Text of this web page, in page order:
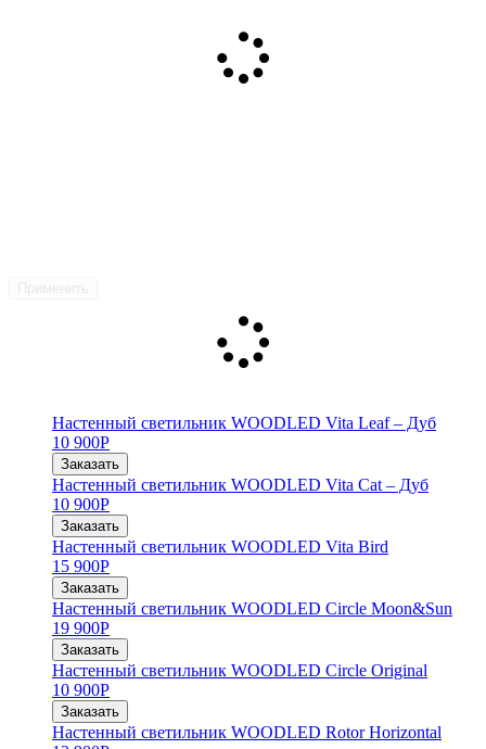
Настенный светильник WOODLED Vita Leaf – Дуб
10 900Р
Заказать
Настенный светильник WOODLED Vita Cat – Дуб
10 900Р
Заказать
Настенный светильник WOODLED Vita Bird
15 900Р
Заказать
Настенный светильник WOODLED Circle Moon&Sun
19 900Р
Заказать
Настенный светильник WOODLED Circle Original
10 900Р
Заказать
Настенный светильник WOODLED Rotor Horizontal